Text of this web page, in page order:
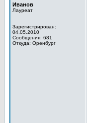
Иванов
Лауреат
Зарегистрирован:
04.05.2010
Сообщения: 681
Откуда: Оренбург